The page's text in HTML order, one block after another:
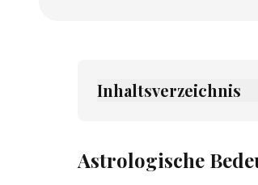
Inhaltsverzeichnis
Astrologische